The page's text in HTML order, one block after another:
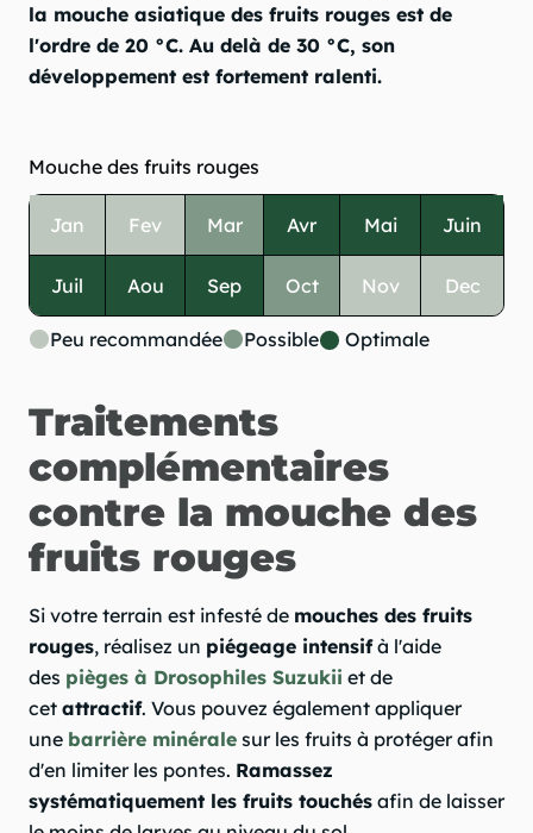
la mouche asiatique des fruits rouges est de
l'ordre de 20 °C. Au delà de 30 °C, son
développement est fortement ralenti.
Mouche des fruits rouges
Jan Fev Mar Avr Mai Juin
Juil Aou Sep Oct Nov Dec
Peu recommandée Possible Optimale
Traitements
complémentaires
contre la mouche des
fruits rouges
Si votre terrain est infesté de mouches des fruits
rouges, réalisez un piégeage intensifà l'aide
des pièges à Drosophiles Suzukii et de
cet attractif. Vous pouvez également appliquer
une barrière minérale sur les fruits à protéger afin
d'en limiter les pontes. Ramassez
systématiquement les fruits touchés afin de laisser